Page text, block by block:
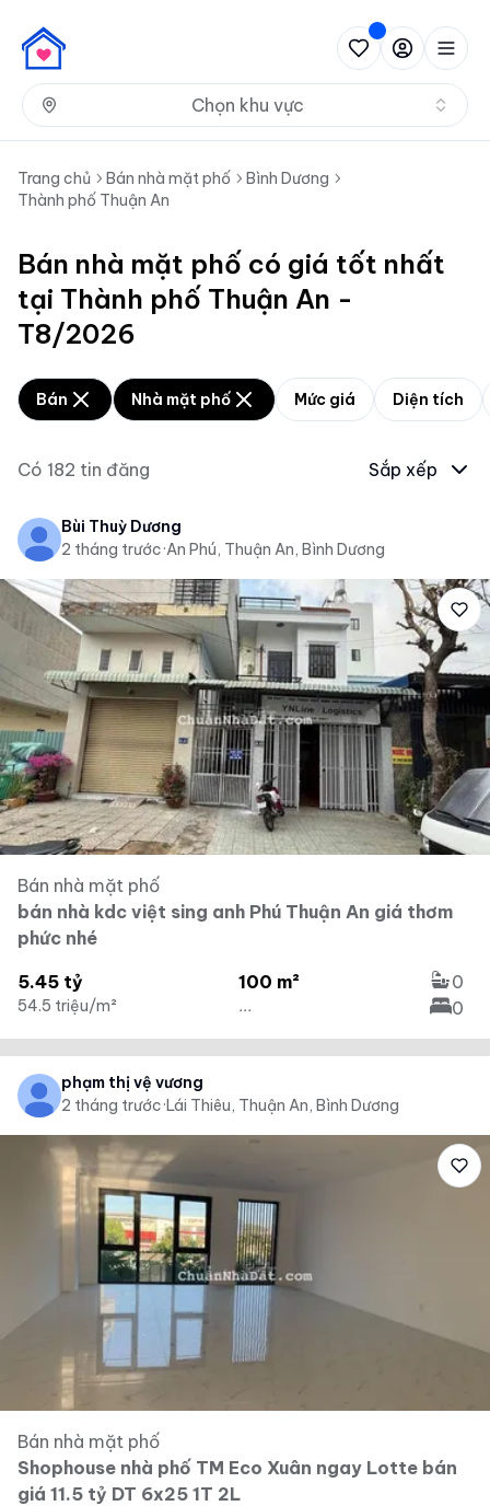
Chọn khu vực
Trang chủ Bán nhà mặt phố
Bình Dương
Thành phố Thuận An
Bán nhà mặt phố có giá tốt nhất
tại Thành phố Thuận An -
T8/2026
Bán Nhà mặt phố Mức giá Diện tích
Có 182 tin đăng Sắp xếp
Bùi Thuỳ Dương
2 tháng trước·An Phú, Thuận An, Bình Dương
Bán nhà mặt phố
bán nhà kdc việt sing anh Phú Thuận An giá thơm
phức nhé
5.45 tỷ
54.5 triệu/m²
100 m²
...
0
0
phạm thị vệ vương
2 tháng trước·Lái Thiêu, Thuận An, Bình Dương
Bán nhà mặt phố
Shophouse nhà phố TM Eco Xuân ngay Lotte bán
giá 11.5 tỷ DT 6x25 1T 2L